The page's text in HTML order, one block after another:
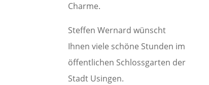
Charme.
Steffen Wernard wünscht
Ihnen viele schöne Stunden im
öffentlichen Schlossgarten der
Stadt Usingen.